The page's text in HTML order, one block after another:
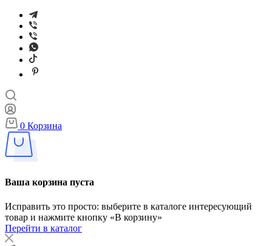
0 Корзина
Ваша корзина пуста
Исправить это просто: выберите в каталоге интересующий
товар и нажмите кнопку «В корзину»
Перейти в каталог